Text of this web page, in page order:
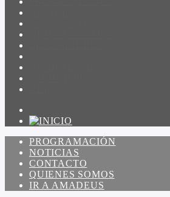
PROGRAMACIÓN
NOTICIAS
CONTACTO
QUIENES SOMOS
IR A AMADEUS